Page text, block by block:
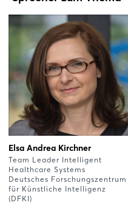
Elsa Andrea Kirchner
Team Leader Intelligent
Healthcare Systems
Deutsches Forschungszentrum
für Künstliche Intelligenz
(DFKI)